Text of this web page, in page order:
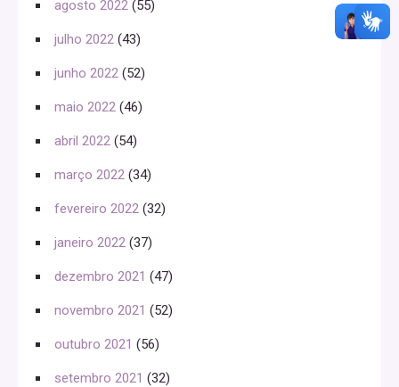
agosto 2022 (55)
julho 2022 (43)
junho 2022 (52)
maio 2022 (46)
abril 2022 (54)
março 2022 (34)
fevereiro 2022 (32)
janeiro 2022 (37)
dezembro 2021 (47)
novembro 2021 (52)
outubro 2021 (56)
setembro 2021 (32)